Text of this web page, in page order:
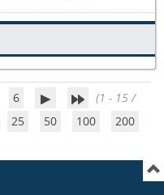
6
(1 - 15 /
25 50 100 200